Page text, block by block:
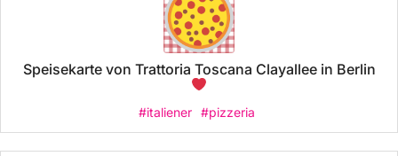
Speisekarte von Trattoria Toscana Clayallee in Berlin
#italiener #pizzeria